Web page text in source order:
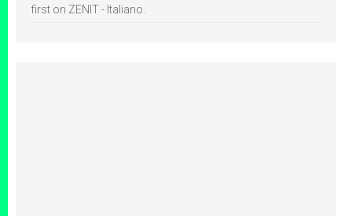
first on ZENIT - Italiano.